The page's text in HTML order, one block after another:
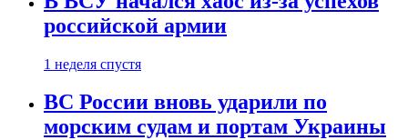
российской армии
1 неделя спустя
ВС России вновь ударили по
морским судам и портам Украины